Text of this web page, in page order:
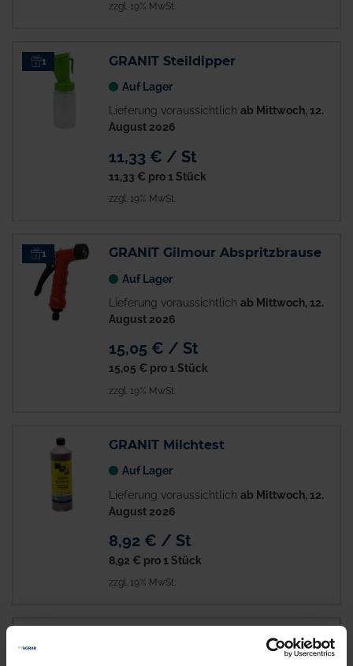
zzgl. 19% MwSt.
1 GRANIT Steildipper
Auf Lager
Lieferung voraussichtlich ab Mittwoch, 12.
August 2026
11,33 € / St
11,33 € pro 1 Stück
zzgl. 19% MwSt.
1 GRANIT Gilmour Abspritzbrause
Auf Lager
Lieferung voraussichtlich ab Mittwoch, 12.
August 2026
15,05 € / St
15,05 € pro 1 Stück
zzgl. 19% MwSt.
GRANIT Milchtest
Auf Lager
Lieferung voraussichtlich ab Mittwoch, 12.
August 2026
8,92 € / St
8,92 € pro 1 Stück
zzgl. 19% MwSt.
GRANIT Gilmour Abspritzbrause